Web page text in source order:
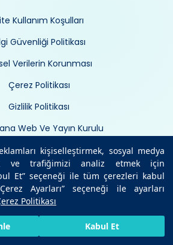
kişiselleştirmek, sosyal medya
ve trafiğimizi analiz etmek için
Et” seçeneği ile tüm çerezleri kabul
Ayarları” seçeneği ile ayarları
Politikası
Kabul Et
Kullanım Koşulları
Güvenliği Politikası
Verilerin Korunması
Çerez Politikası
Gizlilik Politikası
Web Ve Yayın Kurulu
Elektronik İleti İzni
Çerez Yönetimi
BIZE ULAŞIN